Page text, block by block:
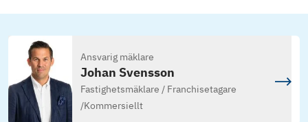
Ansvarig mäklare
Johan Svensson
Fastighetsmäklare / Franchisetagare
/Kommersiellt